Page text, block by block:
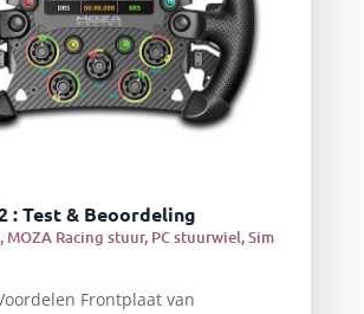
: Test & Beoordeling
,MOZA Racing stuur, PC stuurwiel,Sim
Frontplaat van